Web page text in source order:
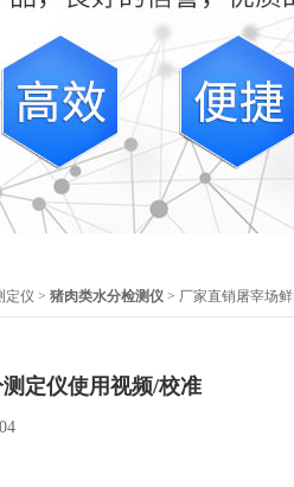
定仪 > 猪肉类水分检测仪 > 厂家直销屠宰场
定仪使用视频/校准